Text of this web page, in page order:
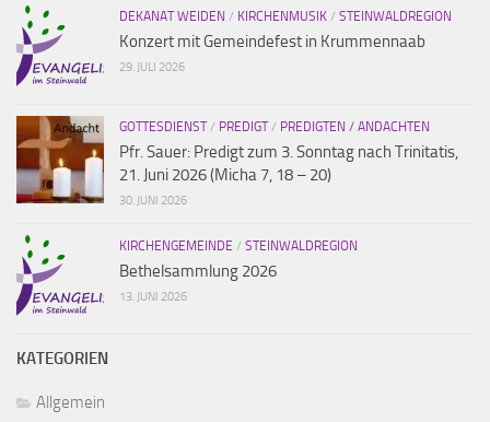
DEKANAT WEIDEN / KIRCHENMUSIK / STEINWALDREGION
Konzert mit Gemeindefest in Krummennaab
29. JULI 2026
GOTTESDIENST/ PREDIGT/ PREDIGTEN / ANDACHTEN
Pfr. Sauer: Predigt zum 3. Sonntag nach Trinitatis,
21. Juni 2026 (Micha 7, 18 – 20)
30. JUNI 2026
KIRCHENGEMEINDE / STEINWALDREGION
Bethelsammlung 2026
13. JUNI 2026
KATEGORIEN
Allgemein